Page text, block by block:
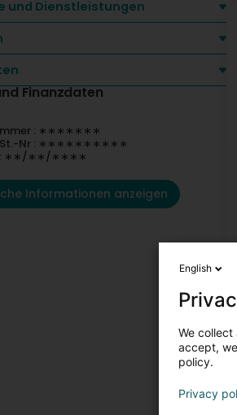
und Dienstleistungen
Finanzdaten
: ∗∗∗∗∗∗∗
Nr : ∗∗∗∗∗∗∗∗∗∗
: ∗∗/∗∗/∗∗∗∗
Informationen anzeigen
English
We
accept,
policy.
Privacy